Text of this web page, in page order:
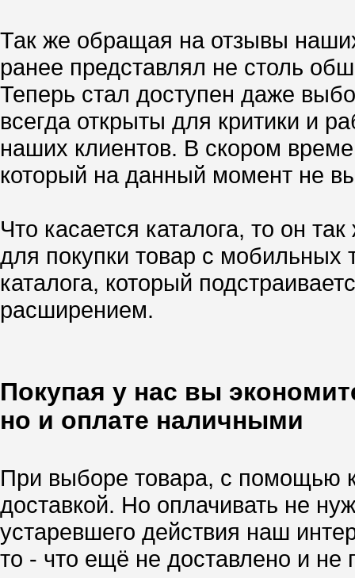
Так же обращая на отзывы
ранее представлял не столь
Теперь стал доступен даже
всегда открыты для критики и
наших клиентов. В скором
который на данный момент не
Что касается каталога, то он
для покупки товар с
каталога, который
расширением.
Покупая у нас вы
но и оплате наличными
При выборе товара, с помощью
доставкой. Но оплачивать не
устаревшего действия наш
то - что ещё не доставлено и не